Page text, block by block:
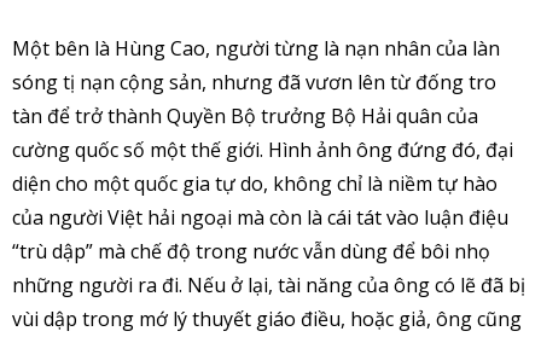
Một bên là Hùng Cao, người từng là nạn nhân của làn
sóng tị nạn cộng sản, nhưng đã vươn lên từ đống tro
tàn để trở thành Quyền Bộ trưởng Bộ Hải quân của
cường quốc số một thế giới. Hình ảnh ông đứng đó, đại
diện cho một quốc gia tự do, không chỉ là niềm tự hào
của người Việt hải ngoại mà còn là cái tát vào luận điệu
“trù dập” mà chế độ trong nước vẫn dùng để bôi nhọ
những người ra đi. Nếu ở lại, tài năng của ông có lẽ đã bị
vùi dập trong mớ lý thuyết giáo điều, hoặc giả, ông cũng